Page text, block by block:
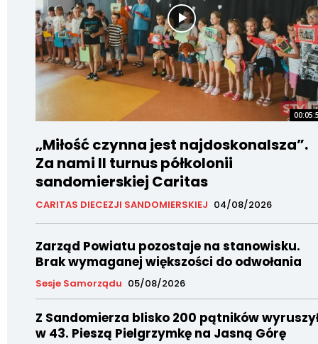
„Miłość czynna jest najdoskonalsza”.
Za nami II turnus półkolonii
sandomierskiej Caritas
CARITAS DIECEZJI SANDOMIERSKIEJ 04/08/2026
Zarząd Powiatu pozostaje na stanowisku.
Brak wymaganej większości do odwołania
Sesje Samorządu 05/08/2026
Z Sandomierza blisko 200 pątników
w 43. Pieszą Pielgrzymkę na Jasną Górę